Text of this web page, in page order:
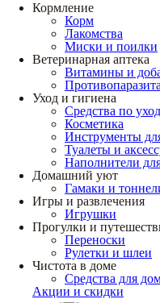
Кормление
Корм
Лакомства
Миски и поилки
Ветеринарная аптека
Витамины и
Уход и гигиена
Средства по
Косметика
Инструменты
Туалеты и
Наполнители
Домашний уют
Гамаки и
Игры и развлечения
Игрушки
Прогулки и
Переноски
Рулетки и шлеи
Чистота в доме
Средства для
Акции и скидки